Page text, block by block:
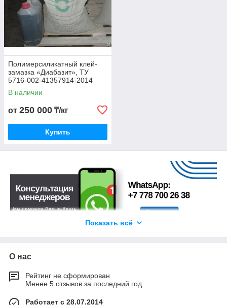
Полимерсиликатный клей-
замазка «Диабазит», ТУ
5716-002-41357914-2014
В наличии
от 250 000 ₸/кг
Купить
Основные характеристики кислотоупорных клеев включают в
уровень растворимости при воздействии агрессивных сред, а
также возможность применения в широком диапазоне
температур. Эти клеи обладают уникальными адгезионными
Показать всё
О нас
Рейтинг не сформирован
Менее 5 отзывов за последний год
Работает с 28.07.2014